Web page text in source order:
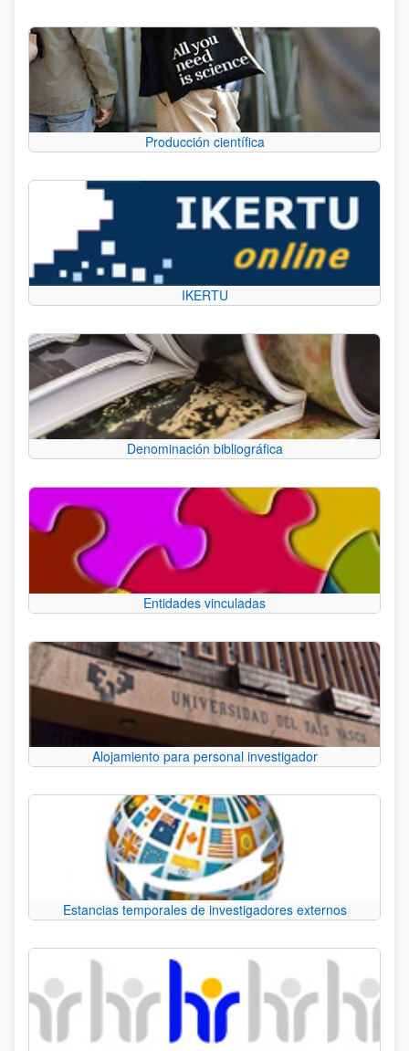
Producción científica
IKERTU
Denominación bibliográfica
Entidades vinculadas
Alojamiento para personal investigador
Estancias temporales de investigadores externos